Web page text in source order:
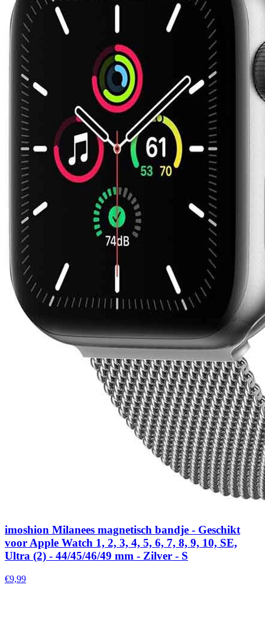
imoshion Milanees magnetisch bandje - Geschikt
voor Apple Watch 1, 2, 3, 4, 5, 6, 7, 8, 9, 10, SE,
Ultra (2) - 44/45/46/49 mm - Zilver - S
€9,99